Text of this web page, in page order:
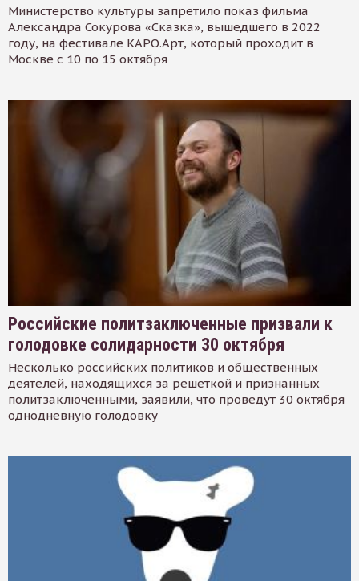
Министерство культуры запретило показ фильма
Александра Сокурова «Сказка», вышедшего в 2022
году, на фестивале КАРО.Арт, который проходит в
Москве с 10 по 15 октября
Российские политзаключенные призвали к
голодовке солидарности 30 октября
Несколько российских политиков и общественных
деятелей, находящихся за решеткой и признанных
политзаключенными, заявили, что проведут 30 октября
однодневную голодовку